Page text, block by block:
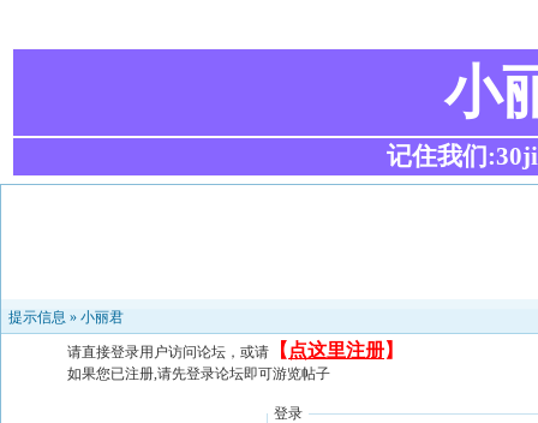
小
记住我们
提示信息 » 小丽君
请直接登录用户访问论坛，或请 【 点这里注册】
如果您已注册,请先登录论坛即可游览帖子
登录